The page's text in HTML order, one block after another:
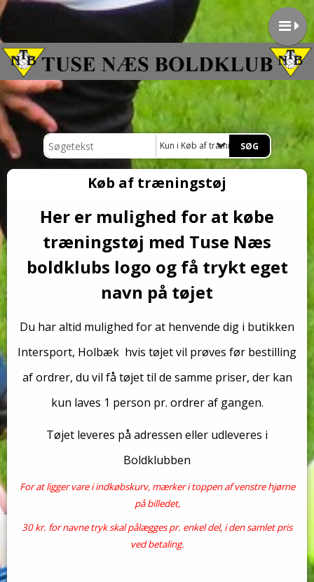
Kun i Køb af træningstøj
Køb af træningstøj
Her er mulighed for at købe
træningstøj med Tuse Næs
boldklubs logo og få trykt eget
navn på tøjet
Du har altid mulighed for at henvende dig i butikken
Intersport, Holbæk hvis tøjet vil prøves før bestilling
af ordrer, du vil få tøjet til de samme priser, der kan
kun laves 1 person pr. ordrer af gangen.
Tøjet leveres på adressen eller udleveres i
Boldklubben
For at ligger vare i indkøbskurv, mærker i toppen af venstre hjørne
på billedet,
30 kr. for navne tryk skal pålægges pr. enkel del, i den samlet pris
ved betaling.